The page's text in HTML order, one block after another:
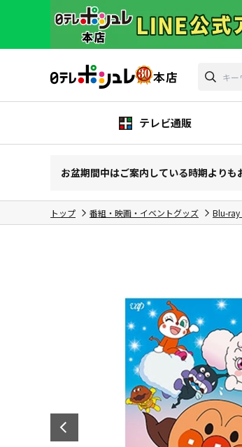
テレビ通販
お盆期間中はご案内している時期より
トップ 番組・映画・イベントグッズ Blu-ray